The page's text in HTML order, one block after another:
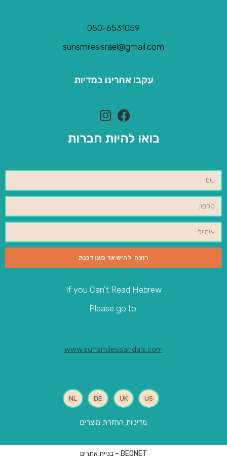
050-6531059
sunsmilesisrael@gmail.com
עקבו אחרינו במדיות
בואו להיות חברות
רוצה להישאר מעודכנת
If you Can't Read Hebrew
:Please go to
www.sunsmilessandals.com
US
UK
DE
NL
מדיניות החזרת מוצרים
BEONET – בניית אתרים